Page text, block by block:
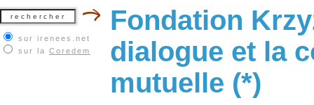
sur irenees.net
sur la Coredem
Fondation
dialogue et la
mutuelle (*)